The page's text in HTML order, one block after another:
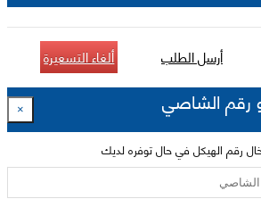
أرسل الطلب ألغاء التسعيرة
رقم الشاصي ×
رقم الهيكل في حال توفره لديك